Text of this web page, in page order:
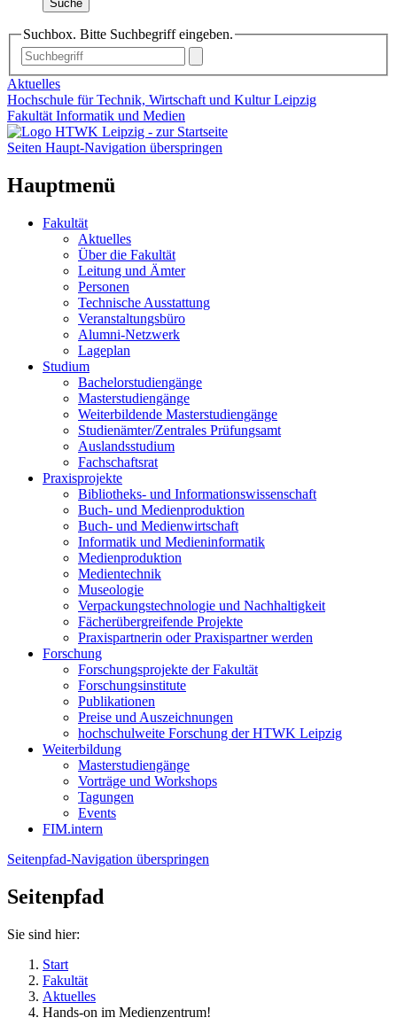
Suche
Suchbox. Bitte Suchbegriff eingeben.
Aktuelles
Hochschule für Technik, Wirtschaft und Kultur Leipzig
Fakultät Informatik und Medien
Seiten Haupt-Navigation überspringen
Hauptmenü
Fakultät
Aktuelles
Über die Fakultät
Leitung und Ämter
Personen
Technische Ausstattung
Veranstaltungsbüro
Alumni-Netzwerk
Lageplan
Studium
Bachelorstudiengänge
Masterstudiengänge
Weiterbildende Masterstudiengänge
Studienämter/Zentrales Prüfungsamt
Auslandsstudium
Fachschaftsrat
Praxisprojekte
Bibliotheks- und Informationswissenschaft
Buch- und Medienproduktion
Buch- und Medienwirtschaft
Informatik und Medieninformatik
Medienproduktion
Medientechnik
Museologie
Verpackungstechnologie und Nachhaltigkeit
Fächerübergreifende Projekte
Praxispartnerin oder Praxispartner werden
Forschung
Forschungsprojekte der Fakultät
Forschungsinstitute
Publikationen
Preise und Auszeichnungen
hochschulweite Forschung der HTWK Leipzig
Weiterbildung
Masterstudiengänge
Vorträge und Workshops
Tagungen
Events
FIM.intern
Seitenpfad-Navigation überspringen
Seitenpfad
Sie sind hier:
Start
Fakultät
Aktuelles
Hands-on im Medienzentrum!